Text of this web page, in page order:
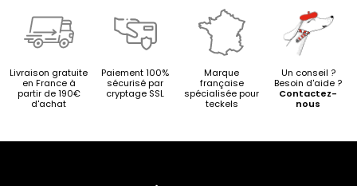
Livraison gratuite
en France à
partir de 190€
d'achat
Paiement 100%
sécurisé par
cryptage SSL
Marque
française
spécialisée pour
teckels
Un conseil ?
Besoin d'aide ?
Contactez-
nous